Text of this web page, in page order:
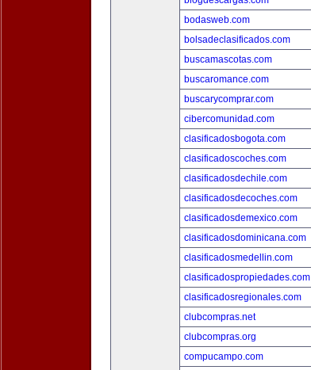
bodasweb.com
bolsadeclasificados.com
buscamascotas.com
buscaromance.com
buscarycomprar.com
cibercomunidad.com
clasificadosbogota.com
clasificadoscoches.com
clasificadosdechile.com
clasificadosdecoches.com
clasificadosdemexico.com
clasificadosdominicana.com
clasificadosmedellin.com
clasificadospropiedades.com
clasificadosregionales.com
clubcompras.net
clubcompras.org
compucampo.com